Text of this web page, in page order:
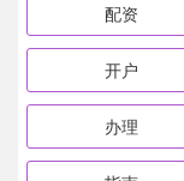
配资
开户
办理